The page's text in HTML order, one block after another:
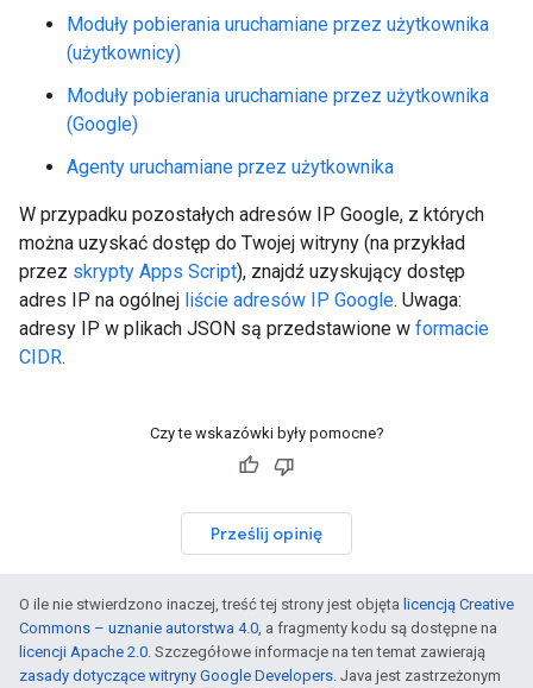
Moduły pobierania uruchamiane przez użytkownika
(użytkownicy)
Moduły pobierania uruchamiane przez użytkownika
(Google)
Agenty uruchamiane przez użytkownika
W przypadku pozostałych adresów IP Google, z których
można uzyskać dostęp do Twojej witryny (na przykład
przez skrypty Apps Script), znajdź uzyskujący dostęp
adres IP na ogólnej liście adresów IP Google. Uwaga:
adresy IP w plikach JSON są przedstawione w formacie
CIDR.
Czy te wskazówki były pomocne?
Prześlij opinię
O ile nie stwierdzono inaczej, treść tej strony jest objęta licencją Creative
Commons – uznanie autorstwa 4.0, a fragmenty kodu są dostępne na
licencji Apache 2.0. Szczegółowe informacje na ten temat zawierają
zasady dotyczące witryny Google Developers. Java jest zastrzeżonym